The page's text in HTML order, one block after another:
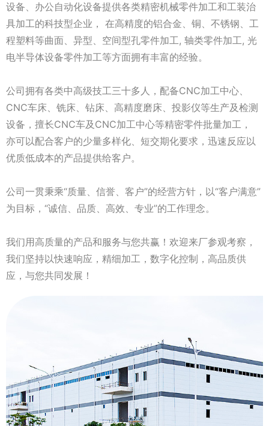
设备、办公自动化设备提供各类精密机械零件加工和工装治
具加工的科技型企业， 在高精度的铝合金、铜、不锈钢、工
程塑料等曲面、异型、空间型孔零件加工, 轴类零件加工, 光
电半导体设备零件加工等方面拥有丰富的经验。
公司拥有各类中高级技工三十多人，配备CNC加工中心、
CNC车床、铣床、钻床、高精度磨床、投影仪等生产及检测
设备，擅长CNC车及CNC加工中心等精密零件批量加工，
亦可以配合客户的少量多样化、短交期化要求，迅速反应以
优质低成本的产品提供给客户。
公司一贯秉乘“质量、信誉、客户”的经营方针，以“客户满意”
为目标，“诚信、品质、高效、专业”的工作理念。
我们用高质量的产品和服务与您共赢！欢迎来厂参观考察，
我们坚持以快速响应，精细加工，数字化控制，高品质供
应，与您共同发展！